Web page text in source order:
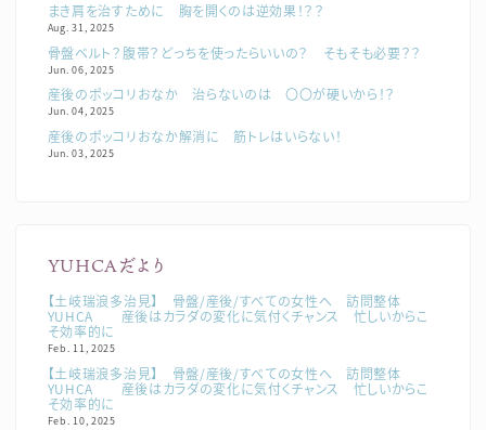
まき肩を治すために 胸を開くのは逆効果！？？
Aug. 31, 2025
骨盤ベルト？腹帯？どっちを使ったらいいの？ そもそも必要？？
Jun. 06, 2025
産後のポッコリおなか 治らないのは 〇〇が硬いから！？
Jun. 04, 2025
産後のポッコリおなか解消に 筋トレはいらない！
Jun. 03, 2025
YUHCAだより
【土岐瑞浪多治見】 骨盤/産後/すべての女性へ 訪問整体
YUHCA 産後はカラダの変化に気付くチャンス 忙しいからこ
そ効率的に
Feb. 11, 2025
【土岐瑞浪多治見】 骨盤/産後/すべての女性へ 訪問整体
YUHCA 産後はカラダの変化に気付くチャンス 忙しいからこ
そ効率的に
Feb. 10, 2025